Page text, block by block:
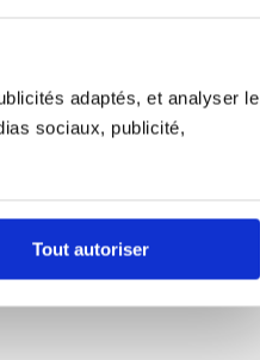
adaptés, et analyser le
sociaux, publicité,
Tout autoriser